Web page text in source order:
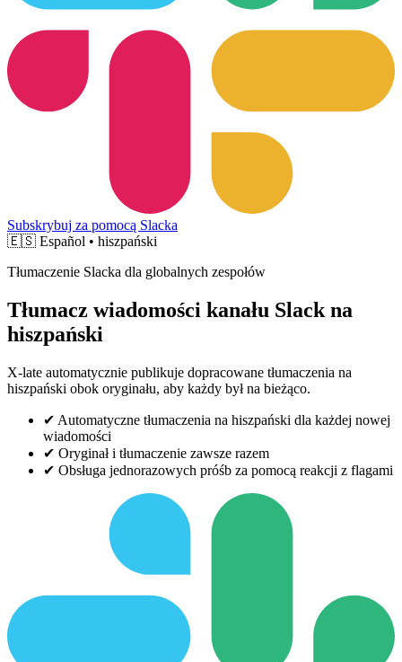
Subskrybuj za pomocą Slacka
🇪🇸 Español • hiszpański
Tłumaczenie Slacka dla globalnych zespołów
Tłumacz wiadomości kanału Slack na
hiszpański
X-late automatycznie publikuje dopracowane tłumaczenia na
hiszpański obok oryginału, aby każdy był na bieżąco.
✔ Automatyczne tłumaczenia na hiszpański dla każdej nowej
wiadomości
✔ Oryginał i tłumaczenie zawsze razem
✔ Obsługa jednorazowych próśb za pomocą reakcji z flagami